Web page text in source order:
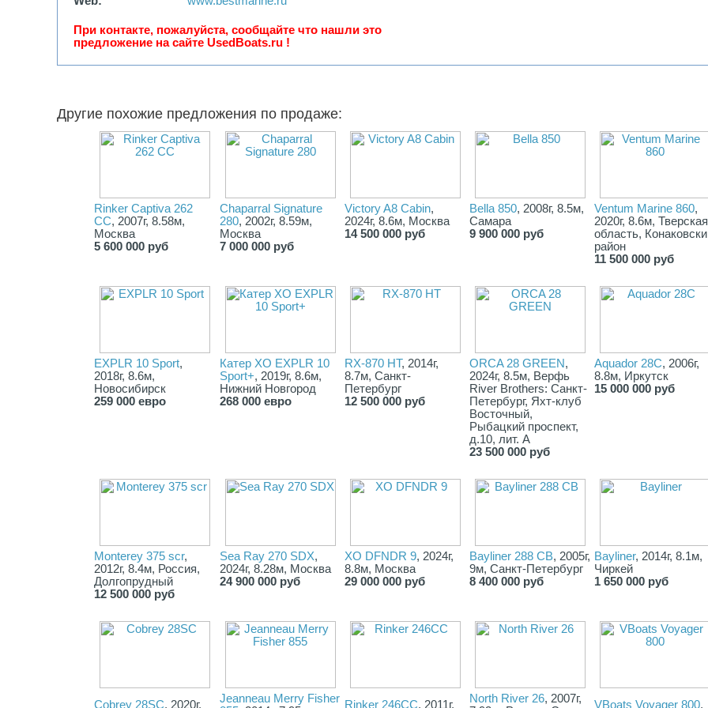
При контакте, пожалуйста, сообщайте что нашли это
предложение на сайте UsedBoats.ru !
Другие похожие предложения по продаже:
Rinker Captiva 262
CC, 2007г, 8.58м,
Москва
5 600 000 руб
Chaparral Signature
280, 2002г, 8.59м,
Москва
7 000 000 руб
Victory A8 Cabin,
2024г, 8.6м, Москва
14 500 000 руб
Bella 850, 2008г, 8.5м,
Самара
9 900 000 руб
Ventum Marine 860,
2020г, 8.6м, Тверская
область,
район
11 500 000 руб
EXPLR 10 Sport,
2018г, 8.6м,
Новосибирск
259 000 евро
Катер XO EXPLR 10
Sport+, 2019г, 8.6м,
Нижний Новгород
268 000 евро
RX-870 HT, 2014г,
8.7м, Санкт-
Петербург
12 500 000 руб
ORCA 28 GREEN,
2024г, 8.5м, Верфь
River Brothers: Санкт-
Петербург, Яхт-клуб
Восточный,
Рыбацкий проспект,
д.10, лит. А
23 500 000 руб
Aquador 28C, 2006г,
8.8м, Иркутск
15 000 000 руб
Monterey 375 scr,
2012г, 8.4м, Россия,
Долгопрудный
12 500 000 руб
Sea Ray 270 SDX,
2024г, 8.28м, Москва
24 900 000 руб
XO DFNDR 9, 2024г,
8.8м, Москва
29 000 000 руб
Bayliner 288 CB, 2005г,
9м, Санкт-Петербург
8 400 000 руб
Bayliner, 2014г, 8.1м,
Чиркей
1 650 000 руб
Cobrey 28SC, 2020г,
Jeanneau Merry Fisher Rinker 246CC, 2011г, North River 26, 2007г,
VBoats Voyager 800,